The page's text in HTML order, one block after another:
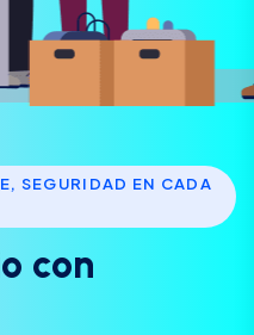
SEGURIDAD EN CADA
o con